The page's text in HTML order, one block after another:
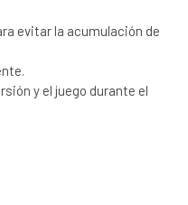
evitar la acumulación de
y el juego durante el